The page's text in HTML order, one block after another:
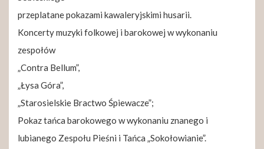
przeplatane pokazami kawaleryjskimi husarii.
Koncerty muzyki folkowej i barokowej w wykonaniu
zespołów
„Contra Bellum”,
„Łysa Góra”,
„Starosielskie Bractwo Śpiewacze”;
Pokaz tańca barokowego w wykonaniu znanego i
lubianego Zespołu Pieśni i Tańca „Sokołowianie”.